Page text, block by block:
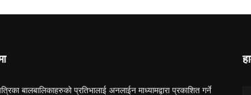
बालबालिकाहरुको प्रतिभालाई अनलाईन माध्यामद्वारा प्रकाशित गर्ने